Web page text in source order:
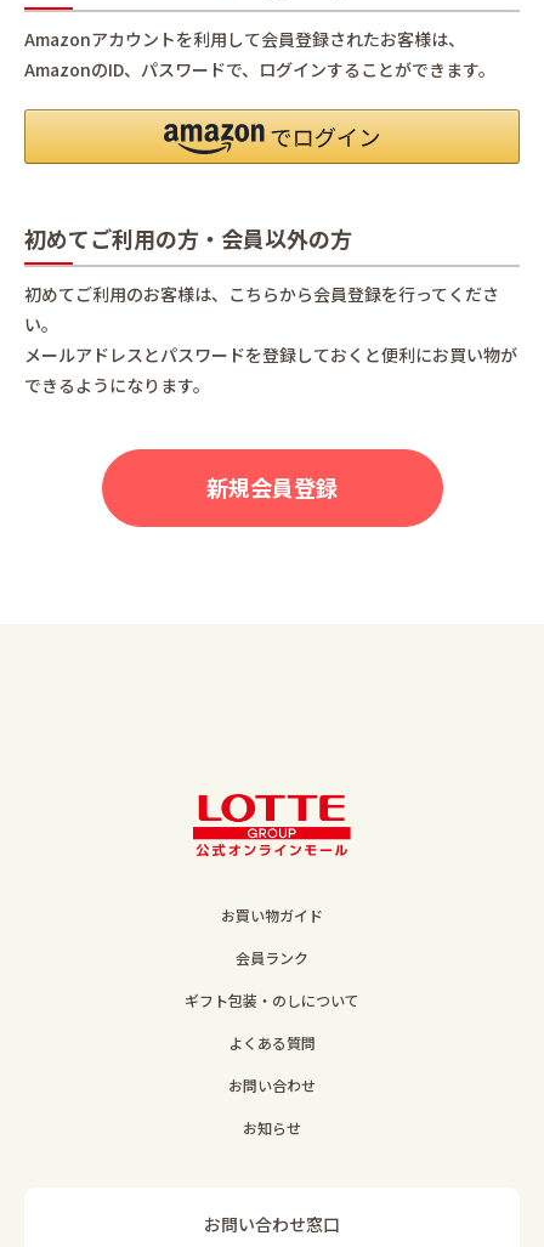
Amazonアカウントを利用して会員登録されたお客様は、
AmazonのID、パスワードで、ログインすることができます。
初めてご利用の方・会員以外の方
初めてご利用のお客様は、こちらから会員登録を行ってくださ
い。
メールアドレスとパスワードを登録しておくと便利にお買い物が
できるようになります。
お買い物ガイド
会員ランク
ギフト包装・のしについて
よくある質問
お問い合わせ
お知らせ
お問い合わせ窓口